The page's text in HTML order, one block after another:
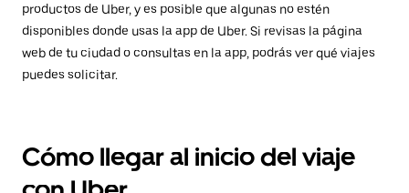
productos de Uber, y es posible que algunas no estén
disponibles donde usas la app de Uber. Si revisas la página
web de tu ciudad o consultas en la app, podrás ver qué viajes
puedes solicitar.
Cómo llegar al inicio del viaje